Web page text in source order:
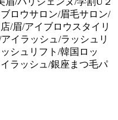
ロウサロン/眉毛サロン/
/眉/アイブロウスタイリ
イラッシュ/ラッシュリ
シュリフト/韓国ロッ
ラッシュ/銀座まつ毛パ